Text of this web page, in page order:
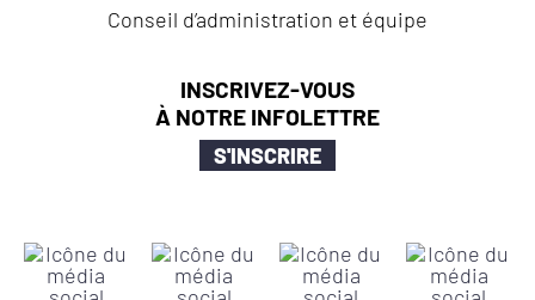
Conseil d’administration et équipe
INSCRIVEZ-VOUS
À NOTRE INFOLETTRE
S'INSCRIRE